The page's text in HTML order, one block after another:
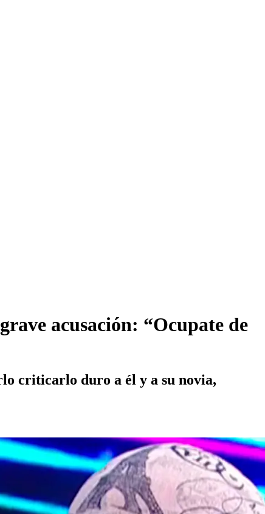
acusación: “Ocupate de
criticarlo duro a él y a su novia,